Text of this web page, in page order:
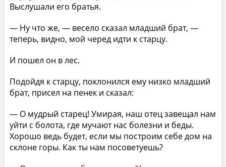
Выслушали его братья.
— Ну что же, — весело сказал младший брат, —
теперь, видно, мой черед идти к старцу.
И пошел он в лес.
Подойдя к старцу, поклонился ему низко младший
брат, присел на пенек и сказал:
— О мудрый старец! Умирая, наш отец завещал нам
уйти с болота, где мучают нас болезни и беды.
Хорошо ведь будет, если мы построим себе дом на
склоне горы. Как ты нам посоветуешь?